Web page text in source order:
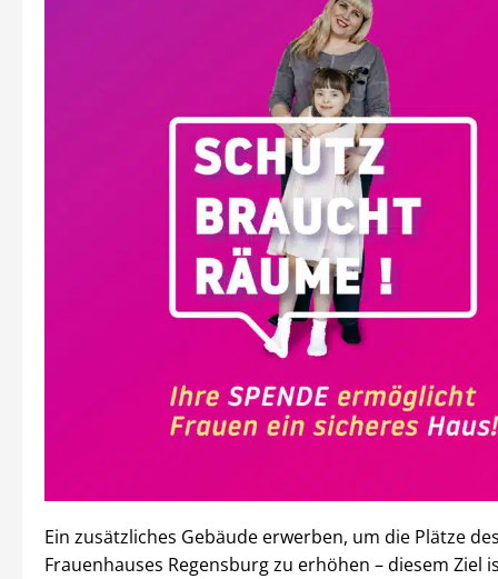
Ein zusätzliches Gebäude erwerben, um die Plätze
Frauenhauses Regensburg zu erhöhen – diesem Ziel